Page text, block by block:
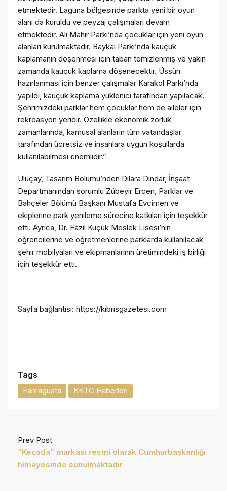
etmektedir. Laguna bölgesinde parkta yeni bir oyun
alanı da kuruldu ve peyzaj çalışmaları devam
etmektedir. Ali Mahir Parkı’nda çocuklar için yeni oyun
alanları kurulmaktadır. Baykal Parkı’nda kauçuk
kaplamanın döşenmesi için taban temizlenmiş ve yakın
zamanda kauçuk kaplama döşenecektir. Üssün
hazırlanması için benzer çalışmalar Karakol Parkı’nda
yapıldı, kauçuk kaplama yüklenici tarafından yapılacak.
Şehrimizdeki parklar hem çocuklar hem de aileler için
rekreasyon yeridir. Özellikle ekonomik zorluk
zamanlarında, kamusal alanların tüm vatandaşlar
tarafından ücretsiz ve insanlara uygun koşullarda
kullanılabilmesi önemlidir.”
Uluçay, Tasarım Bölümü’nden Dilara Dindar, İnşaat
Departmanından sorumlu Zübeyir Ercen, Parklar ve
Bahçeler Bölümü Başkanı Mustafa Evcimen ve
ekiplerine park yenileme sürecine katkıları için teşekkür
etti. Ayrıca, Dr. Fazıl Kuçük Meslek Lisesi’nin
öğrencilerine ve öğretmenlerine parklarda kullanılacak
şehir mobilyaları ve ekipmanlarının üretimindeki iş birliği
için teşekkür etti.
Sayfa bağlantısı: https://kibrisgazetesi.com
Tags
Famagusta KKTC Haberleri
Prev Post
“Keçada” markası resmi olarak Cumhurbaşkanlığı
himayesinde sunulmaktadır